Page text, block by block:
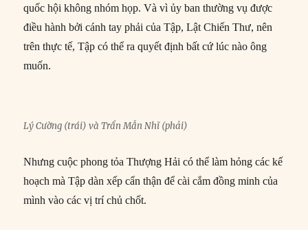
quốc hội không nhóm họp. Và vì ủy ban thường vụ được
điều hành bởi cánh tay phải của Tập, Lật Chiến Thư, nên
trên thực tế, Tập có thể ra quyết định bất cứ lúc nào ông
muốn.
Lý Cường (trái) và Trần Mẫn Nhĩ (phải)
Nhưng cuộc phong tỏa Thượng Hải có thể làm hỏng các kế
hoạch mà Tập dàn xếp cẩn thận để cài cắm đồng minh của
mình vào các vị trí chủ chốt.